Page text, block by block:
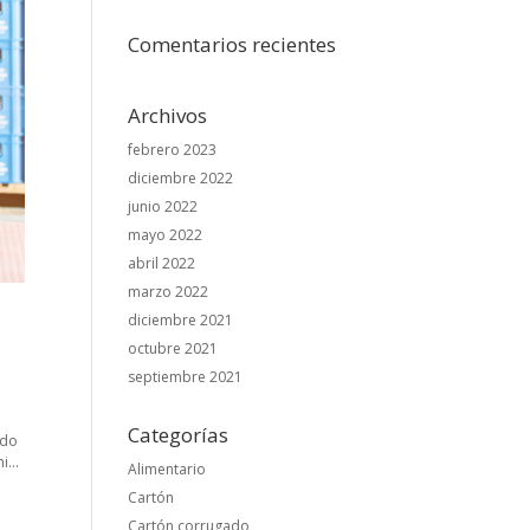
Comentarios recientes
Archivos
febrero 2023
diciembre 2022
junio 2022
mayo 2022
abril 2022
marzo 2022
diciembre 2021
octubre 2021
septiembre 2021
Categorías
Alimentario
Cartón
Cartón corrugado